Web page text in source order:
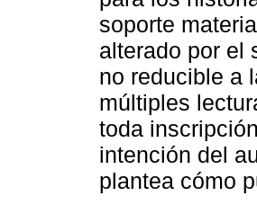
soporte
alterado por el
no reducible a
múltiples
toda
intención del
plantea cómo